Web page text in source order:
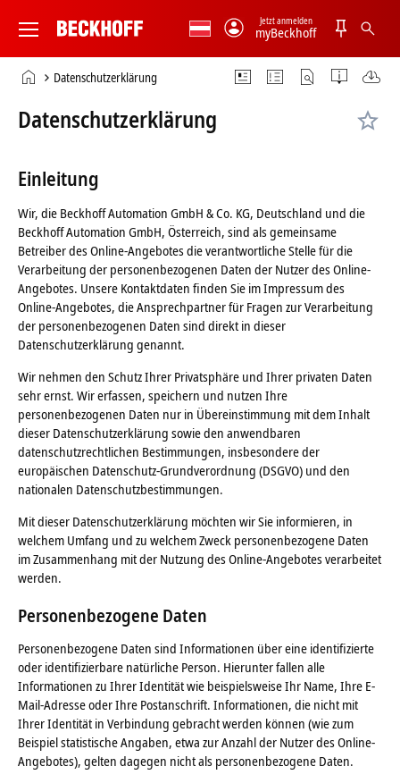
New
Technology
myBeckhoff
Jetzt anmelden
StartseiteDatenschutzerklärung
Datenschutzerklärung
Einleitung
Wir, die Beckhoff Automation GmbH & Co. KG, Deutschland und die
Beckhoff Automation GmbH, Österreich, sind als gemeinsame
Betreiber des Online-Angebotes die verantwortliche Stelle für die
Verarbeitung der personenbezogenen Daten der Nutzer des Online-
Angebotes. Unsere Kontaktdaten finden Sie im Impressum des
Online-Angebotes, die Ansprechpartner für Fragen zur Verarbeitung
der personenbezogenen Daten sind direkt in dieser
Datenschutzerklärung genannt.
Wir nehmen den Schutz Ihrer Privatsphäre und Ihrer privaten Daten
sehr ernst. Wir erfassen, speichern und nutzen Ihre
personenbezogenen Daten nur in Übereinstimmung mit dem Inhalt
dieser Datenschutzerklärung sowie den anwendbaren
datenschutzrechtlichen Bestimmungen, insbesondere der
europäischen Datenschutz-Grundverordnung (DSGVO) und den
nationalen Datenschutzbestimmungen.
Mit dieser Datenschutzerklärung möchten wir Sie informieren, in
welchem Umfang und zu welchem Zweck personenbezogene Daten
im Zusammenhang mit der Nutzung des Online-Angebotes verarbeitet
werden.
Personenbezogene Daten
Personenbezogene Daten sind Informationen über eine identifizierte
oder identifizierbare natürliche Person. Hierunter fallen alle
Informationen zu Ihrer Identität wie beispielsweise Ihr Name, Ihre E-
Mail-Adresse oder Ihre Postanschrift. Informationen, die nicht mit
Ihrer Identität in Verbindung gebracht werden können (wie zum
Beispiel statistische Angaben, etwa zur Anzahl der Nutzer des Online-
Angebotes), gelten dagegen nicht als personenbezogene Daten.